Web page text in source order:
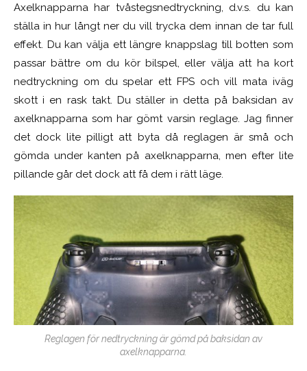
Axelknapparna har tvåstegsnedtryckning, d.v.s. du kan
ställa in hur långt ner du vill trycka dem innan de tar full
effekt. Du kan välja ett längre knappslag till botten som
passar bättre om du kör bilspel, eller välja att ha kort
nedtryckning om du spelar ett FPS och vill mata iväg
skott i en rask takt. Du ställer in detta på baksidan av
axelknapparna som har gömt varsin reglage. Jag finner
det dock lite pilligt att byta då reglagen är små och
gömda under kanten på axelknapparna, men efter lite
pillande går det dock att få dem i rätt läge.
Reglagen för nedtryckning är gömd på baksidan av
axelknapparna.